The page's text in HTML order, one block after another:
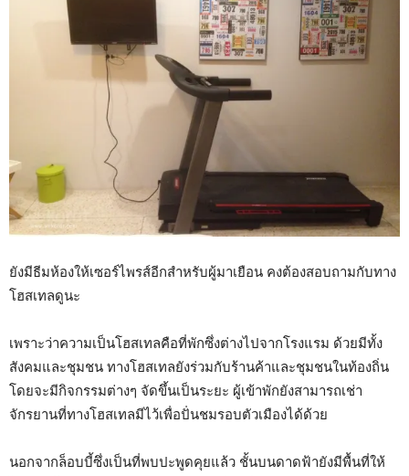
ยังมีธีมห้องให้เซอร์ไพรส์อีกสำหรับผู้มาเยือน คงต้องสอบถามกับทาง
โฮสเทลดูนะ
เพราะว่าความเป็นโฮสเทลคือที่พักซึ่งต่างไปจากโรงแรม ด้วยมีทั้ง
สังคมและชุมชน ทางโฮสเทลยังร่วมกับร้านค้าและชุมชนในท้องถิ่น
โดยจะมีกิจกรรมต่างๆ จัดขึ้นเป็นระยะ ผู้เข้าพักยังสามารถเช่า
จักรยานที่ทางโฮสเทลมีไว้เพื่อปั่นชมรอบตัวเมืองได้ด้วย
นอกจากล็อบบี้ซึ่งเป็นที่พบปะพูดคุยแล้ว ชั้นบนดาดฟ้ายังมีพื้นที่ให้